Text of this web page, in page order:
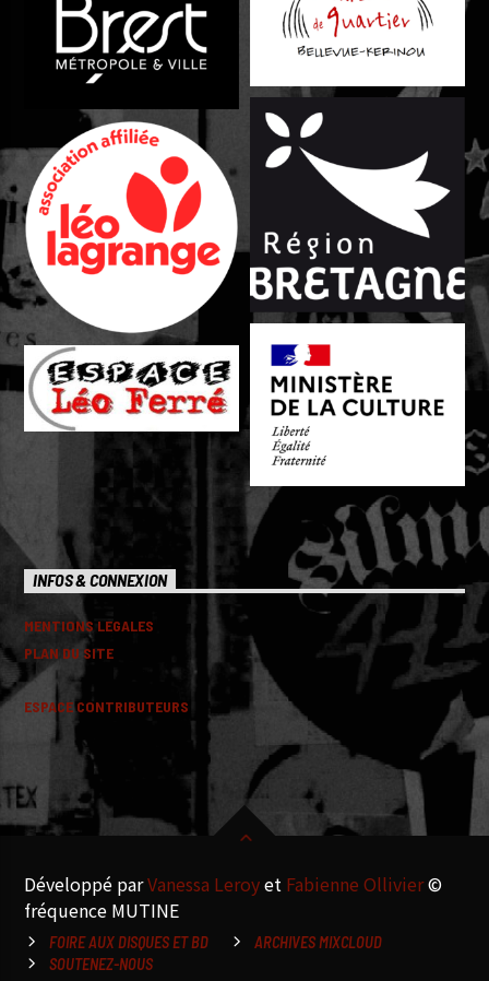
INFOS & CONNEXION
MENTIONS LEGALES
PLAN DU SITE
ESPACE CONTRIBUTEURS
Développé parVanessa Leroyet Fabienne Ollivier©
fréquence MUTINE
FOIRE AUX DISQUES ET BD
ARCHIVES MIXCLOUD
SOUTENEZ-NOUS